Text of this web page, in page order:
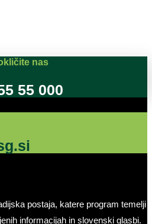
nas
55 000
postaja, katere program temelji
informacijah in slovenski glasbi.